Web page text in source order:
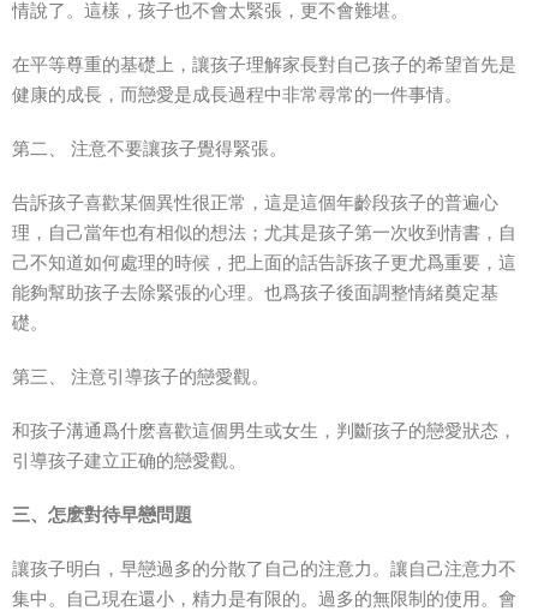
情說了。這樣，孩子也不會太緊張，更不會難堪。
在平等尊重的基礎上，讓孩子理解家長對自己孩子的希望首先是
健康的成長，而戀愛是成長過程中非常尋常的一件事情。
第二、 注意不要讓孩子覺得緊張。
告訴孩子喜歡某個異性很正常，這是這個年齡段孩子的普遍心
理，自己當年也有相似的想法；尤其是孩子第一次收到情書，自
己不知道如何處理的時候，把上面的話告訴孩子更尤爲重要，這
能夠幫助孩子去除緊張的心理。也爲孩子後面調整情緒奠定基
礎。
第三、 注意引導孩子的戀愛觀。
和孩子溝通爲什麽喜歡這個男生或女生，判斷孩子的戀愛狀态，
引導孩子建立正确的戀愛觀。
三、怎麽對待早戀問題
讓孩子明白，早戀過多的分散了自己的注意力。讓自己注意力不
集中。自己現在還小，精力是有限的。過多的無限制的使用。會